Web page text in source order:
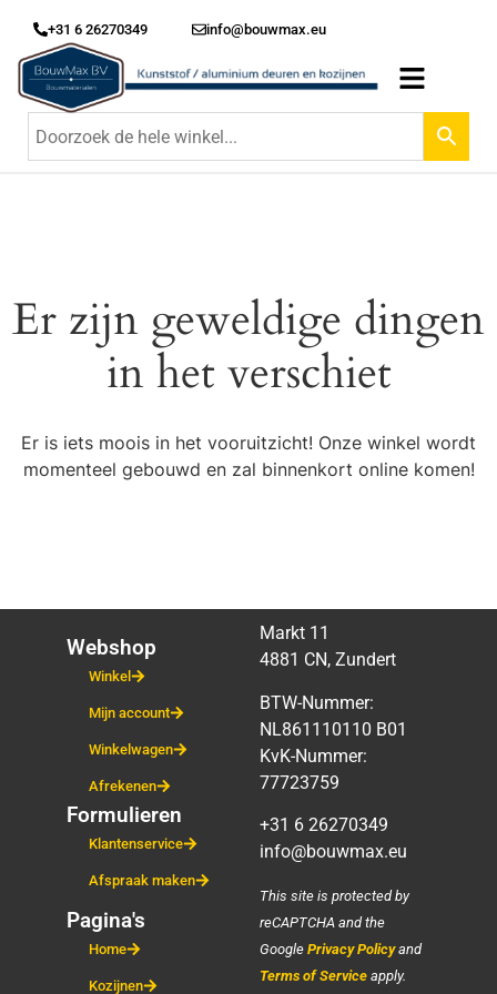
+31 6 26270349 info@bouwmax.eu
Er zijn geweldige dingen
in het verschiet
Er is iets moois in het vooruitzicht! Onze winkel wordt
momenteel gebouwd en zal binnenkort online komen!
Webshop
Winkel
Mijn account
Winkelwagen
Afrekenen
Formulieren
Klantenservice
Afspraak maken
Pagina's
Home
Kozijnen
Markt 11
4881 CN, Zundert
BTW-Nummer:
NL861110110 B01
KvK-Nummer:
77723759
+31 6 26270349
info@bouwmax.eu
This site is protected by
reCAPTCHA and the
Google Privacy Policyand
Terms of Service apply.